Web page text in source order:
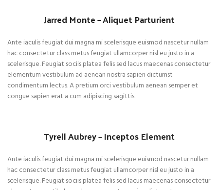
Jarred Monte – Aliquet Parturient
Ante iaculis feugiat dui magna mi scelerisque euismod nascetur nullam
hac consectetur class metus feugiat ullamcorper nisl eu justo in a
scelerisque. Feugiat sociis platea felis sed lacus maecenas consectetur
elementum vestibulum ad aenean nostra sapien dictumst
condimentum lectus. A pretium orci vestibulum aenean semper et
congue sapien erat a cum adipiscing sagittis.
Tyrell Aubrey – Inceptos Element
Ante iaculis feugiat dui magna mi scelerisque euismod nascetur nullam
hac consectetur class metus feugiat ullamcorper nisl eu justo in a
scelerisque. Feugiat sociis platea felis sed lacus maecenas consectetur